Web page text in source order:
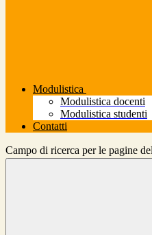
Modulistica
Modulistica docenti
Modulistica studenti
Contatti
Campo di ricerca per le pagine